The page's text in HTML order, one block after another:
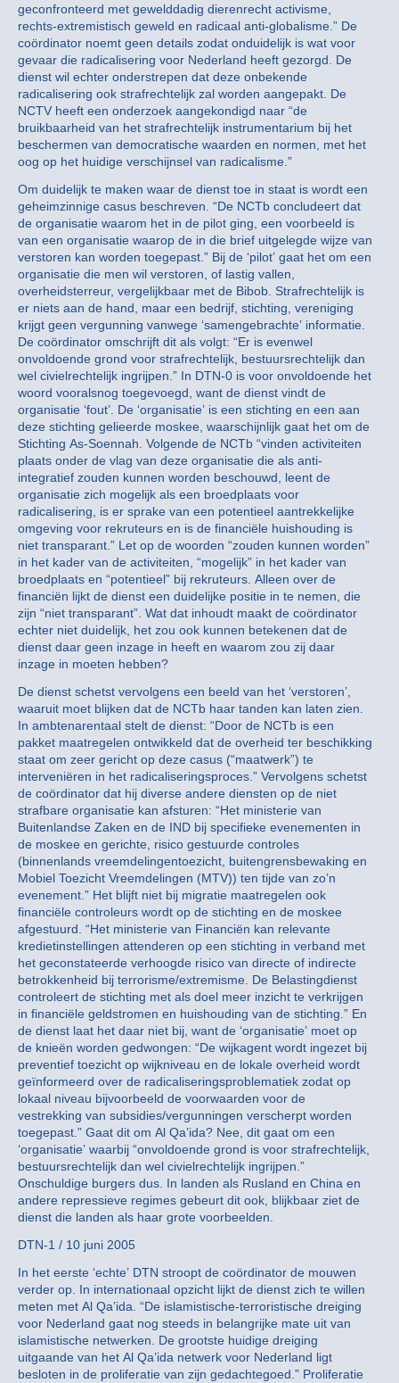
geconfronteerd met gewelddadig dierenrecht activisme,
rechts-extremistisch geweld en radicaal anti-globalisme.” De
coördinator noemt geen details zodat onduidelijk is wat voor
gevaar die radicalisering voor Nederland heeft gezorgd. De
dienst wil echter onderstrepen dat deze onbekende
radicalisering ook strafrechtelijk zal worden aangepakt. De
NCTV heeft een onderzoek aangekondigd naar “de
bruikbaarheid van het strafrechtelijk instrumentarium bij het
beschermen van democratische waarden en normen, met het
oog op het huidige verschijnsel van radicalisme.”
Om duidelijk te maken waar de dienst toe in staat is wordt een
geheimzinnige casus beschreven. “De NCTb concludeert dat
de organisatie waarom het in de pilot ging, een voorbeeld is
van een organisatie waarop de in die brief uitgelegde wijze van
verstoren kan worden toegepast.” Bij de ‘pilot’ gaat het om een
organisatie die men wil verstoren, of lastig vallen,
overheidsterreur, vergelijkbaar met de Bibob. Strafrechtelijk is
er niets aan de hand, maar een bedrijf, stichting, vereniging
krijgt geen vergunning vanwege ‘samengebrachte’ informatie.
De coördinator omschrijft dit als volgt: “Er is evenwel
onvoldoende grond voor strafrechtelijk, bestuursrechtelijk dan
wel civielrechtelijk ingrijpen.” In DTN-0 is voor onvoldoende het
woord vooralsnog toegevoegd, want de dienst vindt de
organisatie ‘fout’. De ‘organisatie’ is een stichting en een aan
deze stichting gelieerde moskee, waarschijnlijk gaat het om de
Stichting As-Soennah. Volgende de NCTb “vinden activiteiten
plaats onder de vlag van deze organisatie die als anti-
integratief zouden kunnen worden beschouwd, leent de
organisatie zich mogelijk als een broedplaats voor
radicalisering, is er sprake van een potentieel aantrekkelijke
omgeving voor rekruteurs en is de financiële huishouding is
niet transparant.” Let op de woorden “zouden kunnen worden”
in het kader van de activiteiten, “mogelijk” in het kader van
broedplaats en “potentieel” bij rekruteurs. Alleen over de
financiën lijkt de dienst een duidelijke positie in te nemen, die
zijn “niet transparant”. Wat dat inhoudt maakt de coördinator
echter niet duidelijk, het zou ook kunnen betekenen dat de
dienst daar geen inzage in heeft en waarom zou zij daar
inzage in moeten hebben?
De dienst schetst vervolgens een beeld van het ‘verstoren’,
waaruit moet blijken dat de NCTb haar tanden kan laten zien.
In ambtenarentaal stelt de dienst: “Door de NCTb is een
pakket maatregelen ontwikkeld dat de overheid ter beschikking
staat om zeer gericht op deze casus (“maatwerk”) te
interveniëren in het radicaliseringsproces.” Vervolgens schetst
de coördinator dat hij diverse andere diensten op de niet
strafbare organisatie kan afsturen: “Het ministerie van
Buitenlandse Zaken en de IND bij specifieke evenementen in
de moskee en gerichte, risico gestuurde controles
(binnenlands vreemdelingentoezicht, buitengrensbewaking en
Mobiel Toezicht Vreemdelingen (MTV)) ten tijde van zo’n
evenement.” Het blijft niet bij migratie maatregelen ook
financiële controleurs wordt op de stichting en de moskee
afgestuurd. “Het ministerie van Financiën kan relevante
kredietinstellingen attenderen op een stichting in verband met
het geconstateerde verhoogde risico van directe of indirecte
betrokkenheid bij terrorisme/extremisme. De Belastingdienst
controleert de stichting met als doel meer inzicht te verkrijgen
in financiële geldstromen en huishouding van de stichting.” En
de dienst laat het daar niet bij, want de ‘organisatie’ moet op
de knieën worden gedwongen: “De wijkagent wordt ingezet bij
preventief toezicht op wijkniveau en de lokale overheid wordt
geïnformeerd over de radicaliseringsproblematiek zodat op
lokaal niveau bijvoorbeeld de voorwaarden voor de
vestrekking van subsidies/vergunningen verscherpt worden
toegepast.” Gaat dit om Al Qa’ida? Nee, dit gaat om een
‘organisatie’ waarbij “onvoldoende grond is voor strafrechtelijk,
bestuursrechtelijk dan wel civielrechtelijk ingrijpen.”
Onschuldige burgers dus. In landen als Rusland en China en
andere repressieve regimes gebeurt dit ook, blijkbaar ziet de
dienst die landen als haar grote voorbeelden.
DTN-1 / 10 juni 2005
In het eerste ‘echte’ DTN stroopt de coördinator de mouwen
verder op. In internationaal opzicht lijkt de dienst zich te willen
meten met Al Qa’ida. “De islamistische-terroristische dreiging
voor Nederland gaat nog steeds in belangrijke mate uit van
islamistische netwerken. De grootste huidige dreiging
uitgaande van het Al Qa’ida netwerk voor Nederland ligt
besloten in de proliferatie van zijn gedachtegoed.” Proliferatie